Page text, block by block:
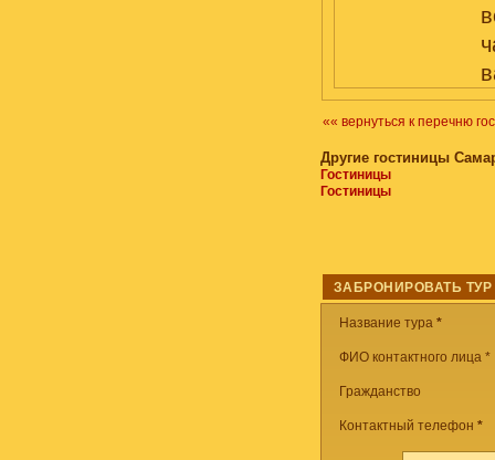
«« вернуться к перечню
Другие гостиницы
Гостиницы
Гостиницы
ЗАБРОНИРОВАТЬ ТУР
Название тура *
ФИО контактного лица *
Гражданство
Контактный телефон *